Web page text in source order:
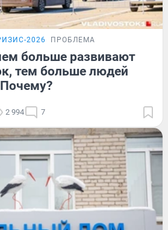
2026 ПРОБЛЕМА
больше развивают
тем больше людей
2 994 7